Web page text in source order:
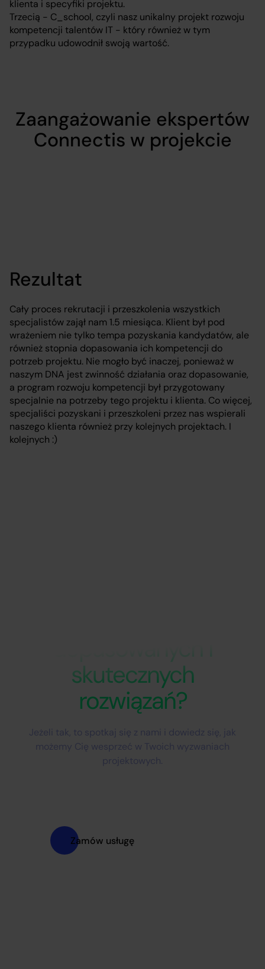
klienta i specyfiki projektu.
Trzecią - C_school, czyli nasz unikalny projekt rozwoju
kompetencji talentów IT - który również w tym
przypadku udowodnił swoją wartość.
Zaangażowanie ekspertów
Connectis w projekcie
Rezultat
Cały proces rekrutacji i przeszkolenia wszystkich
specjalistów zajął nam 1.5 miesiąca. Klient był pod
wrażeniem nie tylko tempa pozyskania kandydatów, ale
również stopnia dopasowania ich kompetencji do
potrzeb projektu. Nie mogło być inaczej, ponieważ w
naszym DNA jest zwinność działania oraz dopasowanie,
a program rozwoju kompetencji był przygotowany
specjalnie na potrzeby tego projektu i klienta. Co więcej,
specjaliści pozyskani i przeszkoleni przez nas wspierali
naszego klienta również przy kolejnych projektach. I
kolejnych :)
skutecznych
rozwiązań?
Jeżeli tak, to spotkaj się z nami i dowiedz się, jak
możemy Cię wesprzeć w Twoich wyzwaniach
projektowych.
Zamów usługę